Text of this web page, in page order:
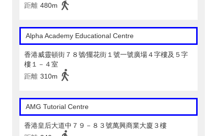
距離 480m
Alpha Academy Educational Centre
香港威靈頓街７８號∕擺花街１號一號廣場４字樓及５字
樓１－４室
距離 310m
AMG Tutorial Centre
香港皇后大道中７９－８３號萬興商業大廈３樓